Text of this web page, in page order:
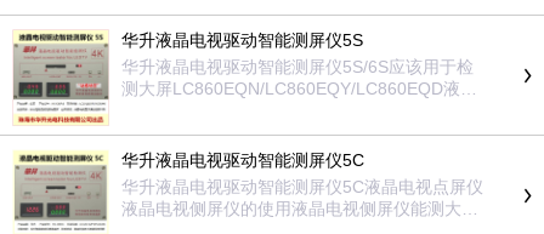
GY-SKM1、LC750EQL-SKA1、LD750EQD-FJ
M1、LC750EQF-FLM2、LC750EQY-SNA1、L
D750EQF-FJM1、LC750EQF-FLM3、LD750D
GN-FKH3、LD750EQD-FLM1、LD750DGN-FK
H1、LD750DGY-SKP2、GL750-C13-LC750EG
0EGY、HV750QUB-N9D、HV750QUB-N9A、V
750DK1-KS5、V750DK1-KS5、V750DK1-QS
3、DV750QUB-R01、DV750QUM-N00、DV75
0QUB-P10、V750DK1-QS5、FS750-D20-4K-
华升液晶电视驱动智能测屏仪5S
华升液晶电视驱动智能测屏仪5S/6S应该用于检
测大屏LC860EQN/LC860EQY/LC860EQD液晶
KVISION、大华dahua、创维Skyworth、东方中
原、MAXHUB、华为HUAVEI、中银科技BOCT、
达芬奇DAvinci、长虹、TCL、海信、MeeHUB、
康佳、JAV、巨龙、中电数码SCT、联想、京东
方BOE、海尔、Goodview、仙视Goodview、华
华升液晶电视驱动智能测屏仪5C
华升液晶电视驱动智能测屏仪5C液晶电视点屏仪
液晶电视侧屏仪的使用液晶电视侧屏仪能测大屏